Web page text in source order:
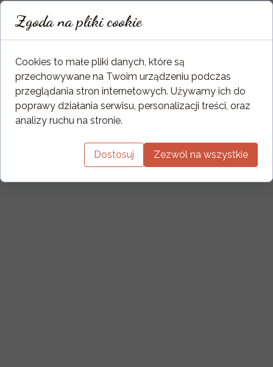
Zgoda na pliki cookie
Cookies to małe pliki danych, które są
przechowywane na Twoim urządzeniu podczas
przeglądania stron internetowych. Używamy ich do
poprawy działania serwisu, personalizacji treści, oraz
analizy ruchu na stronie.
Dostosuj Zezwól na wszystkie